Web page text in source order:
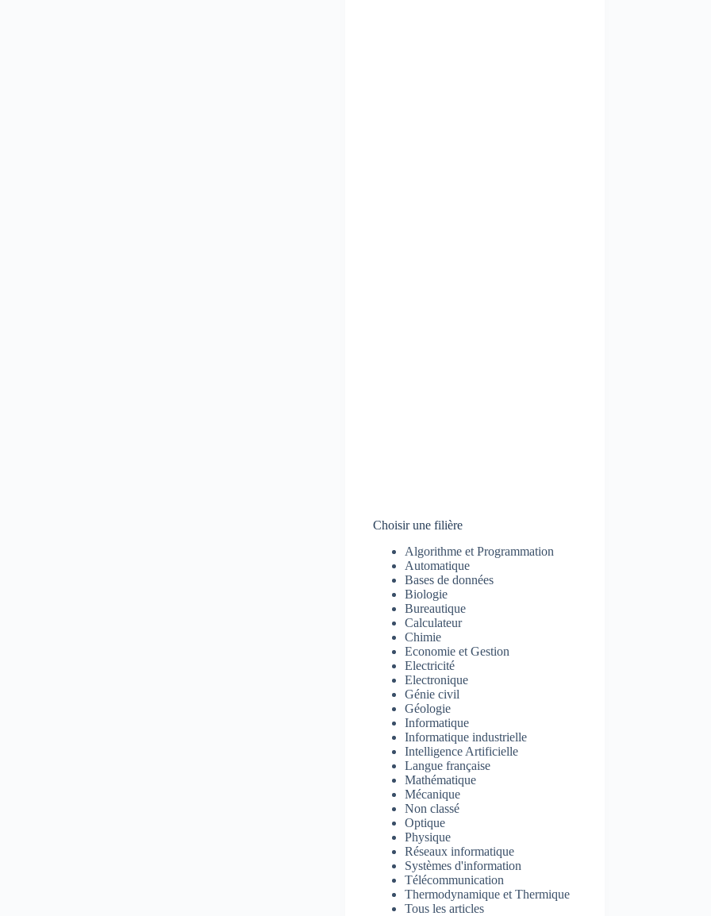
Choisir une filière
Algorithme et Programmation
Automatique
Bases de données
Biologie
Bureautique
Calculateur
Chimie
Economie et Gestion
Electricité
Electronique
Génie civil
Géologie
Informatique
Informatique industrielle
Intelligence Artificielle
Langue française
Mathématique
Mécanique
Non classé
Optique
Physique
Réseaux informatique
Systèmes d'information
Télécommunication
Thermodynamique et Thermique
Tous les articles